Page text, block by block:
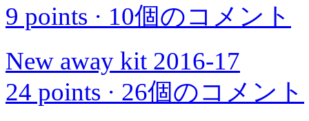
9 points · 10個のコメント
New away kit 2016-17
24 points · 26個のコメント